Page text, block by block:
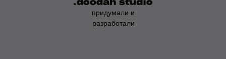
придумали и
разработали